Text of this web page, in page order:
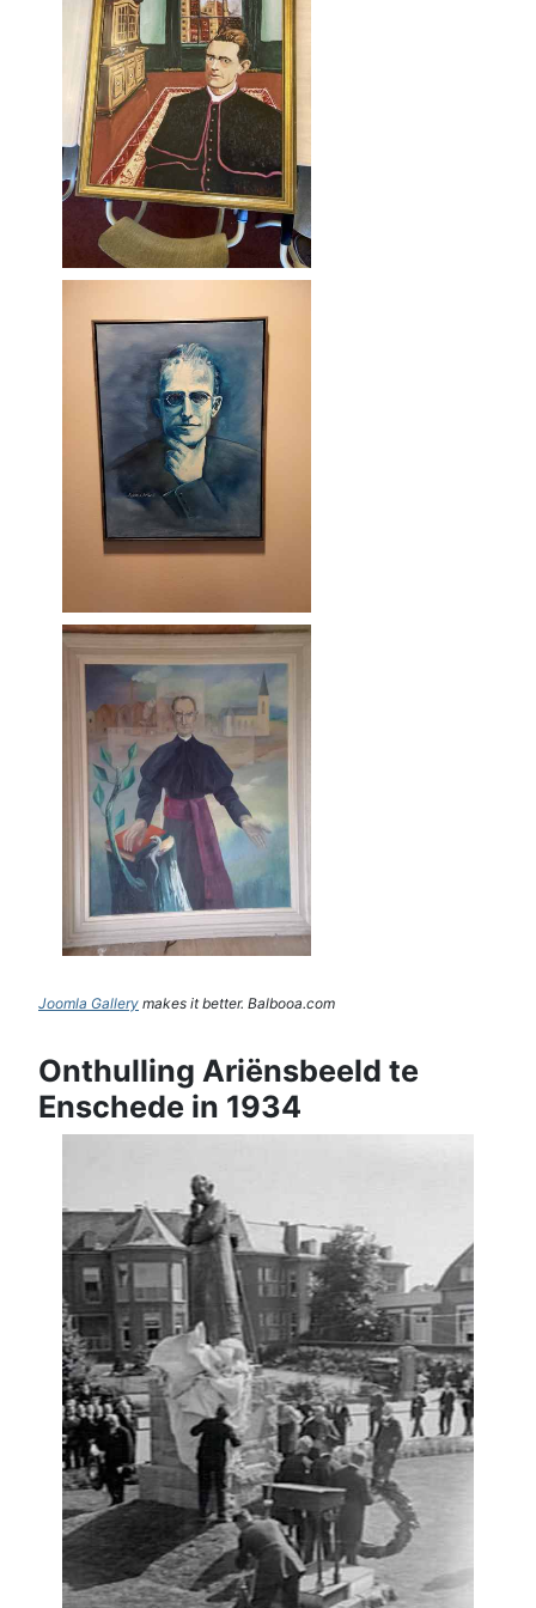
Joomla Gallery makes it better. Balbooa.com
Onthulling Ariënsbeeld te
Enschede in 1934